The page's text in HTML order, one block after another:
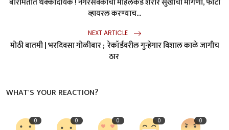
व्हायरल करण्याच...
NEXT ARTICLE
मोठी बातमी | भरदिवसा गोळीबार ; रेकॉर्डवरील गुन्हेगार विशाल काळे जागीच
ठार
WHAT'S YOUR REACTION?
0 0 0 0 0